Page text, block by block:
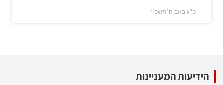
כ״ג באב ה׳תשפ״ו
הידיעות המעניינות